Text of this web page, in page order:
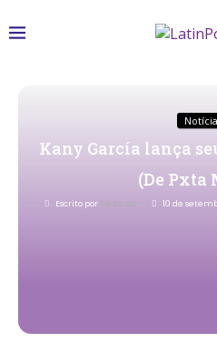
Kany García lança
(De Pxta
Escrito por Redacao 10 de